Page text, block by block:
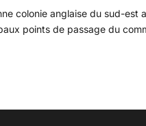
colonie anglaise du sud-est
points de passage du